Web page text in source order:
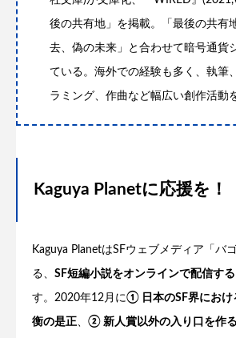
後の共有地」を掲載。「最後の共有
去、偽の未来」と合わせて暗号通貨
ている。海外での経験も多く、執筆
ラミング、作曲など幅広い創作活動
Kaguya Planetに応援を！
Kaguya PlanetはSFウェブメディア「バ
る、 SF短編小説をオンラインで配信す
す。2020年12月に① 日本のSF界におけ
衡の是正、 ② 新人賞以外の入り口を作